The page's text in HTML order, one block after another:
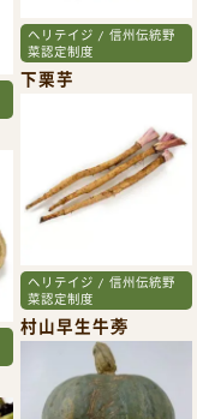
ヘリテイジ / 信州伝統野
菜認定制度
下栗芋
ヘリテイジ / 信州伝統野
菜認定制度
村山早生牛蒡